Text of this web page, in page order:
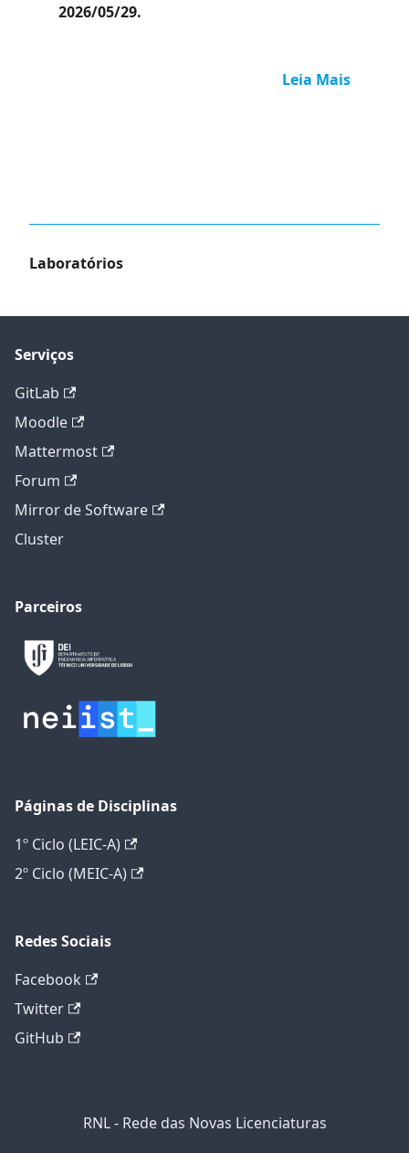
2026/05/29.
Leia Mais
Laboratórios
Serviços
GitLab
Moodle
Mattermost
Forum
Mirror de Software
Cluster
Parceiros
Páginas de Disciplinas
1º Ciclo (LEIC-A)
2º Ciclo (MEIC-A)
Redes Sociais
Facebook
Twitter
GitHub
RNL - Rede das Novas Licenciaturas